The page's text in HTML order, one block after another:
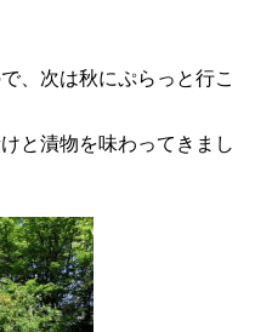
、次は秋にぷらっと行こ
と漬物を味わってきまし